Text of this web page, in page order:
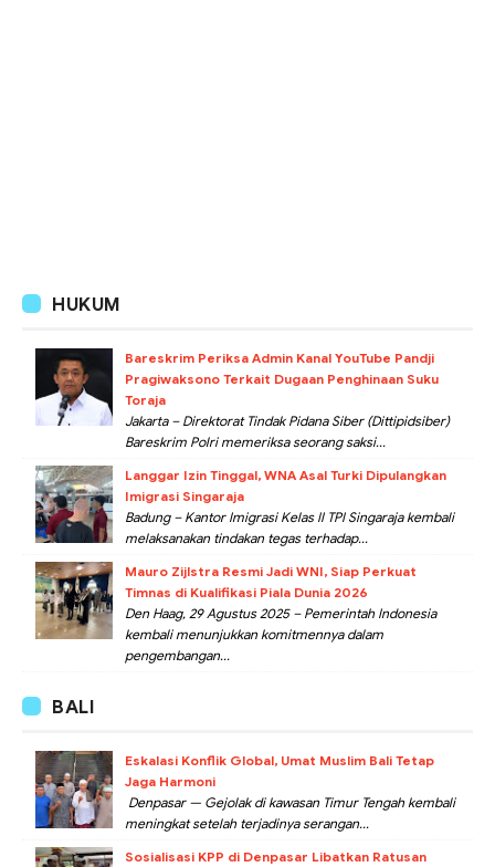
HUKUM
Bareskrim Periksa Admin Kanal YouTube Pandji
Pragiwaksono Terkait Dugaan Penghinaan Suku
Toraja
Jakarta – Direktorat Tindak Pidana Siber (Dittipidsiber)
Bareskrim Polri memeriksa seorang saksi...
Langgar Izin Tinggal, WNA Asal Turki Dipulangkan
Imigrasi Singaraja
Badung – Kantor Imigrasi Kelas II TPI Singaraja kembali
melaksanakan tindakan tegas terhadap...
Mauro Zijlstra Resmi Jadi WNI, Siap Perkuat
Timnas di Kualifikasi Piala Dunia 2026
Den Haag, 29 Agustus 2025 – Pemerintah Indonesia
kembali menunjukkan komitmennya dalam
pengembangan...
BALI
Eskalasi Konflik Global, Umat Muslim Bali Tetap
Jaga Harmoni
Denpasar — Gejolak di kawasan Timur Tengah kembali
meningkat setelah terjadinya serangan...
Sosialisasi KPP di Denpasar Libatkan Ratusan